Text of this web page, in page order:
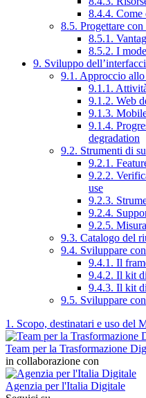
8.4.4. Come
8.5. Progettare
8.5.1.
8.5.2. I
9. Sviluppo
9.1. Approccio
9.1.1.
9.1.2. Web
9.1.3.
9.1.4.
degradation
9.2. Strumenti di
9.2.1.
9.2.2.
use
9.2.3.
9.2.4.
9.2.5.
9.3. Catalogo del
9.4. Sviluppare
9.4.1. Il
9.4.2. Il kit
9.4.3. Il kit
9.5. Sviluppare
1. Scopo, destinatari e uso del
Team per la Trasformazione
in collaborazione con
Agenzia per l'Italia Digitale